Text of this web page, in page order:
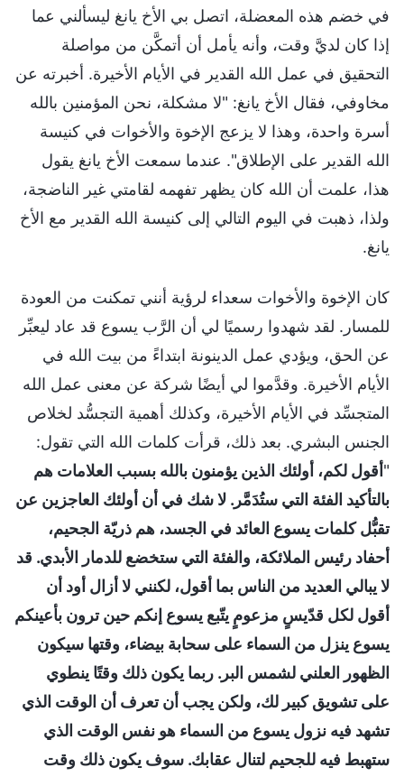
في خضم هذه المعضلة، اتصل بي الأخ يانغ ليسألني عما
إذا كان لديَّ وقت، وأنه يأمل أن أتمكَّن من مواصلة
التحقيق في عمل الله القدير في الأيام الأخيرة. أخبرته عن
مخاوفي، فقال الأخ يانغ: "لا مشكلة، نحن المؤمنين بالله
أسرة واحدة، وهذا لا يزعج الإخوة والأخوات في كنيسة
الله القدير على الإطلاق". عندما سمعت الأخ يانغ يقول
هذا، علمت أن الله كان يظهر تفهمه لقامتي غير الناضجة،
ولذا، ذهبت في اليوم التالي إلى كنيسة الله القدير مع الأخ
يانغ.
كان الإخوة والأخوات سعداء لرؤية أنني تمكنت من العودة
للمسار. لقد شهدوا رسميًا لي أن الرَّب يسوع قد عاد ليعبِّر
عن الحق، ويؤدي عمل الدينونة ابتداءً من بيت الله في
الأيام الأخيرة. وقدَّموا لي أيضًا شركة عن معنى عمل الله
المتجسِّد في الأيام الأخيرة، وكذلك أهمية التجسُّد لخلاص
الجنس البشري. بعد ذلك، قرأت كلمات الله التي تقول:
"أقول لكم، أولئك الذين يؤمنون بالله بسبب العلامات هم
بالتأكيد الفئة التي ستُدَمَّر. لا شك في أن أولئك العاجزين عن
تقبُّل كلمات يسوع العائد في الجسد، هم ذريّة الجحيم،
أحفاد رئيس الملائكة، والفئة التي ستخضع للدمار الأبدي. قد
لا يبالي العديد من الناس بما أقول، لكنني لا أزال أود أن
أقول لكل قدّيسٍ مزعومٍ يتّبع يسوع إنكم حين ترون بأعينكم
يسوع ينزل من السماء على سحابة بيضاء، وقتها سيكون
الظهور العلني لشمس البر. ربما يكون ذلك وقتًا ينطوي
على تشويق كبير لك، ولكن يجب أن تعرف أن الوقت الذي
تشهد فيه نزول يسوع من السماء هو نفس الوقت الذي
ستهبط فيه للجحيم لتنال عقابك. سوف يكون ذلك وقت